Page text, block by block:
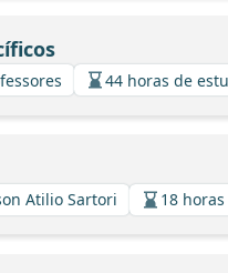
44 horas de
Atilio Sartori 18